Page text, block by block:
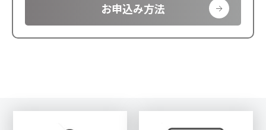
お申込み方法